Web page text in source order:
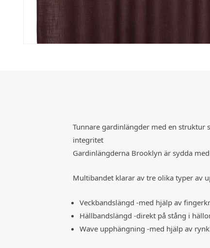
Tunnare gardinlängder med en struktur
integritet
Gardinlängderna Brooklyn är sydda
Multibandet klarar av tre olika typer av
Veckbandslängd -med hjälp av
Hällbandslängd -direkt på stång i
Wave upphängning -med hjälp av